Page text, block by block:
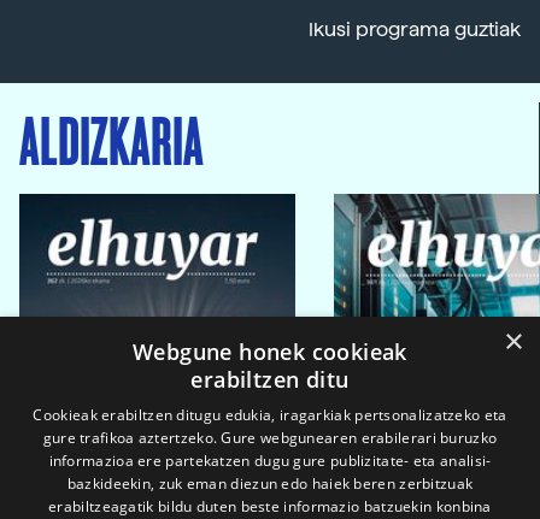
Ikusi programa guztiak
ALDIZKARIA
×
Webgune honek cookieak
erabiltzen ditu
Cookieak erabiltzen ditugu edukia, iragarkiak pertsonalizatzeko eta
gure trafikoa aztertzeko. Gure webgunearen erabilerari buruzko
informazioa ere partekatzen dugu gure publizitate- eta analisi-
bazkideekin, zuk eman diezun edo haiek beren zerbitzuak
erabiltzeagatik bildu duten beste informazio batzuekin konbina